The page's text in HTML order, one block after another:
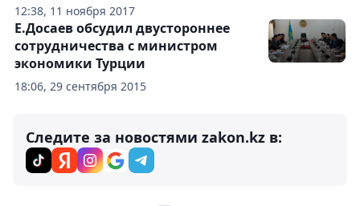
12:38, 11 ноября 2017
18:06, 29 сентября 2015
Е.Досаев обсудил двустороннее
сотрудничества с министром
экономики Турции
Следите за новостями zakon.kz в: